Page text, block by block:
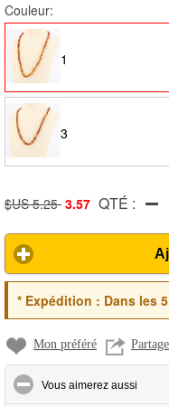
Couleur:
1
3
$US 5.25 3.57 QTÉ :
*Expédition : Dans les
Mon préféré
Vous aimerez aussi